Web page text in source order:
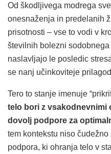
Od škodljivega modrega
onesnaženja in predelanih
prisotnosti – vse to vodi v
številnih bolezni
naslavljajo le posledic
se nanj učinkoviteje
Tero to stanje imenuje
telo bori z vsakodnevnimi
dovolj podpore za
tem kontekstu niso
podpora, ki ohranja telo v